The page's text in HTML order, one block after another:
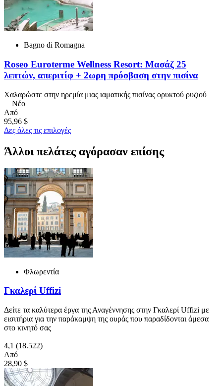
Bagno di Romagna
Roseo Euroterme Wellness Resort: Μασάζ 25
λεπτών, απεριτίφ + 2ωρη πρόσβαση στην πισίνα
Χαλαρώστε στην ηρεμία μιας ιαματικής πισίνας ορυκτού ρυζιού
Νέο
Από
95,96 $
Δες όλες τις επιλογές
Άλλοι πελάτες αγόρασαν επίσης
Φλωρεντία
Γκαλερί Uffizi
Δείτε τα καλύτερα έργα της Αναγέννησης στην Γκαλερί Uffizi με
εισιτήρια για την παράκαμψη της ουράς που παραδίδονται άμεσα
στο κινητό σας
4,1 (18.522)
Από
28,90 $